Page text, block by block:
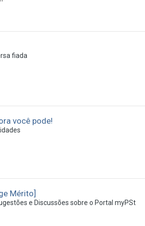
fiada
você pode!
Mérito]
e Discussões sobre o Portal myPSt